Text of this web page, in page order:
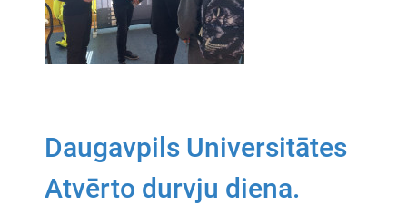
Daugavpils Universitātes
Atvērto durvju diena.